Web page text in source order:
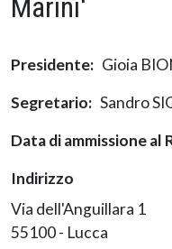
Marini'
Presidente
Gioia
Segretario
Sandro
Data di ammissione al
Indirizzo
Via dell'Anguillara 1
55100 - Lucca